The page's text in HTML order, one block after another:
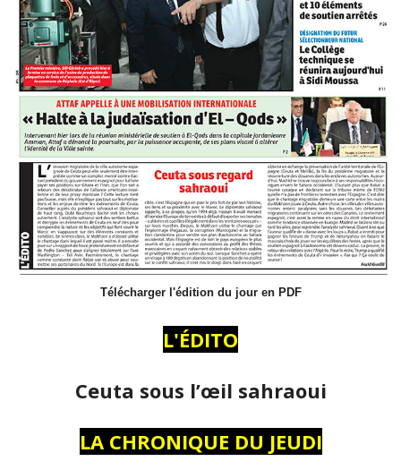
Télécharger l'édition du jour en PDF
L'ÉDITO
Ceuta sous l’œil sahraoui
LA CHRONIQUE DU JEUDI